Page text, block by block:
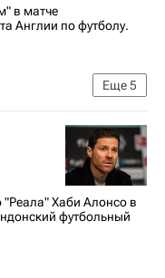
в матче
Англии по футболу.
Еще5
футболу)
Хаби Алонсо в
футбольный